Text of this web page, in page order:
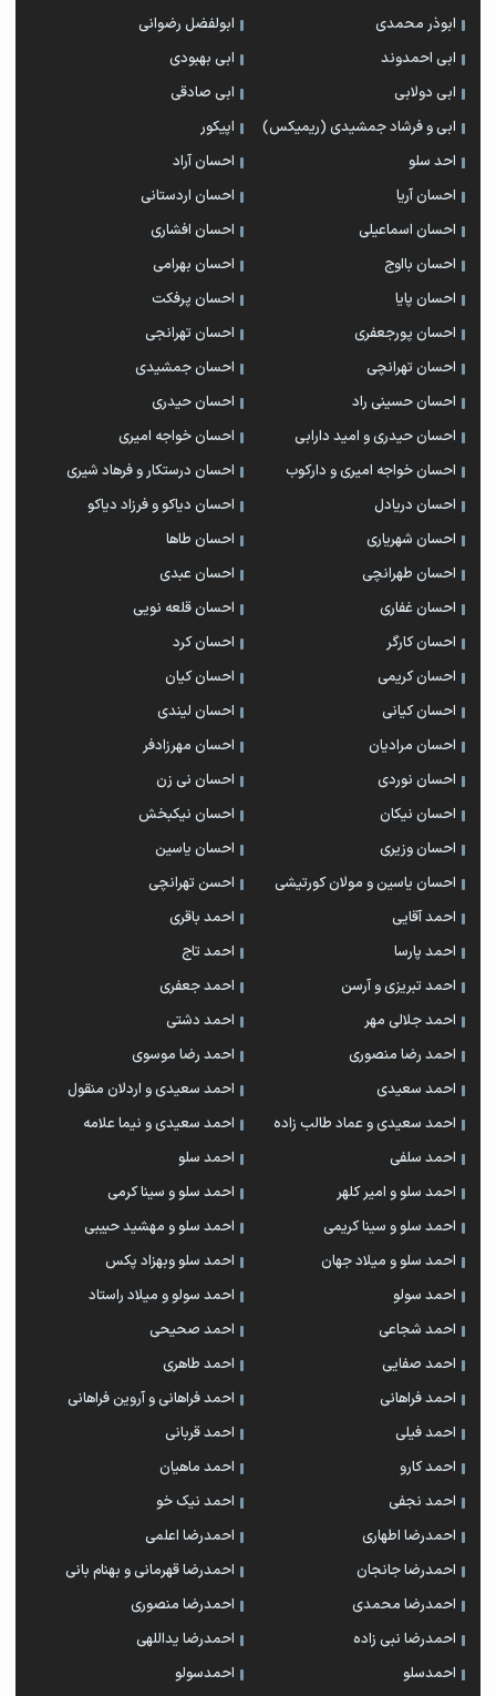
ابوذر محمدی
ابولفضل رضوانی
ابی احمدوند
ابی بهبودی
ابی دولابی
ابی صادقی
ابی و فرشاد جمشیدی (ریمیکس)
اپیکور
احد سلو
احسان آراد
احسان آریا
احسان اردستانی
احسان اسماعیلی
احسان افشاری
احسان بااوج
احسان بهرامی
احسان پایا
احسان پرفکت
احسان پورجعفری
احسان تهرانجی
احسان تهرانچی
احسان جمشیدی
احسان حسینی راد
احسان حیدری
احسان حیدری و امید دارابی
احسان خواجه امیری
احسان خواجه امیری و دارکوب
احسان درستكار و فرهاد شيرى
احسان دریادل
احسان دیاکو و فرزاد دیاکو
احسان شهریاری
احسان طاها
احسان طهرانچی
احسان عبدی
احسان غفاری
احسان قلعه نویی
احسان کارگر
احسان کرد
احسان کریمی
احسان کیان
احسان کیانی
احسان لیندی
احسان مرادیان
احسان مهرزادفر
احسان نوردی
احسان نی زن
احسان نیکان
احسان نیکبخش
احسان وزیری
احسان یاسین
احسان یاسین و مولان کورتیشی
احسن تهرانچی
احمد آقایی
احمد باقری
احمد پارسا
احمد تاج
احمد تبریزی و آرسن
احمد جعفری
احمد جلالی مهر
احمد دشتی
احمد رضا منصوری
احمد رضا موسوی
احمد سعیدی
احمد سعیدی و اردلان منقول
احمد سعیدی و عماد طالب زاده
احمد سعیدی و نیما علامه
احمد سلفی
احمد سلو
احمد سلو و امیر کلهر
احمد سلو و سینا کرمی
احمد سلو و سینا کریمی
احمد سلو و مهشید حبیبی
احمد سلو و میلاد جهان
احمد سلو وبهزاد پکس
احمد سولو
احمد سولو و میلاد راستاد
احمد شجاعی
احمد صحیحی
احمد صفایی
احمد طاهری
احمد فراهانی
احمد فراهانی و آروین فراهانی
احمد فیلی
احمد قربانی
احمد کارو
احمد ماهیان
احمد نجفی
احمد نیک خو
احمدرضا اطهاری
احمدرضا اعلمی
احمدرضا جانجان
احمدرضا قهرمانی و بهنام بانی
احمدرضا محمدی
احمدرضا منصوری
احمدرضا نبی زاده
احمدرضا یداللهی
احمدسلو
احمدسولو